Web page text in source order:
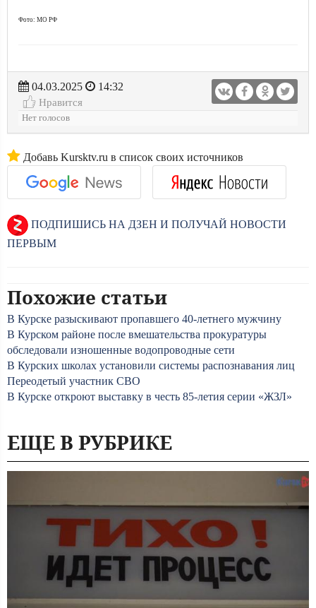
Фото: МО РФ
04.03.2025
14:32
Нравится
Нет голосов
Добавь Kursktv.ru в список своих источников
ПОДПИШИСЬ НА ДЗЕН И ПОЛУЧАЙ НОВОСТИ
ПЕРВЫМ
Похожие статьи
В Курске разыскивают пропавшего 40-летнего мужчину
В Курском районе после вмешательства прокуратуры
обследовали изношенные водопроводные сети
В Курских школах установили системы распознавания лиц
Переодетый участник СВО
В Курске откроют выставку в честь 85-летия серии «ЖЗЛ»
ЕЩЕ В РУБРИКЕ